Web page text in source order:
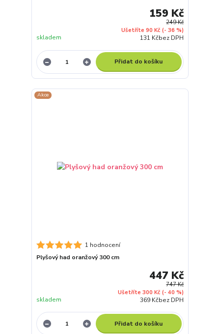
249 Kč
Ušetříte 90 Kč (- 36 %)
159 Kč
131 Kčbez DPH
skladem
Přidat do košíku
Akce
1 hodnocení
Plyšový had oranžový 300 cm
747 Kč
Ušetříte 300 Kč (- 40 %)
447 Kč
369 Kčbez DPH
skladem
Přidat do košíku